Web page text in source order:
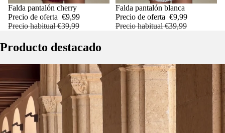
OFERTA
AGREGAR
Falda pantalón cherry
Precio de oferta €9,99
Precio habitual€39,99
OFERTA
Falda pantalón blanca
Precio de oferta €9,99
Precio habitual€39,99
Producto destacado